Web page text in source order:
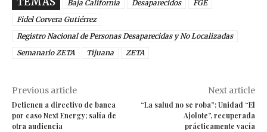
Baja California Desaparecidos
FGE
Fidel Corvera Gutiérrez
Registro Nacional de Personas Desaparecidas y No Localizadas
Semanario ZETA
Tijuana ZETA
Previous article
Detienen a directivo de banca
por caso Next Energy; salía de
otra audiencia
Next article
“La salud no se roba”: Unidad “El
Ajolote”, recuperada
prácticamente vacía